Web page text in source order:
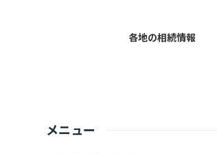
各地の相続情報
メニュー